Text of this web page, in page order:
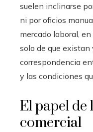
suelen inclinarse
ni por oficios
mercado laboral,
solo de que
correspondencia
y las condiciones
El papel
comercial